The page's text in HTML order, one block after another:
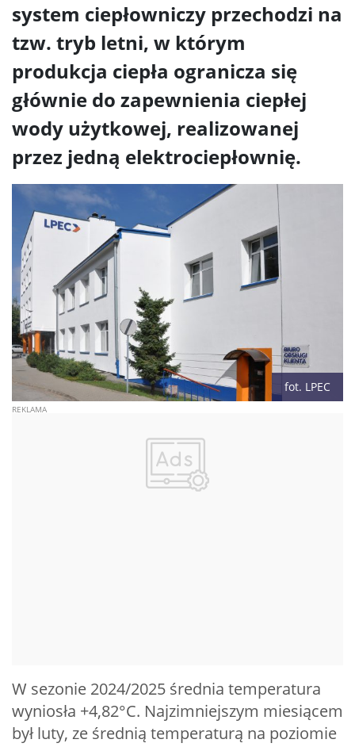
system ciepłowniczy przechodzi na
tzw. tryb letni, w którym
produkcja ciepła ogranicza się
głównie do zapewnienia ciepłej
wody użytkowej, realizowanej
przez jedną elektrociepłownię.
fot. LPEC
W sezonie 2024/2025 średnia temperatura
wyniosła +4,82°C. Najzimniejszym miesiącem
był luty, ze średnią temperaturą na poziomie